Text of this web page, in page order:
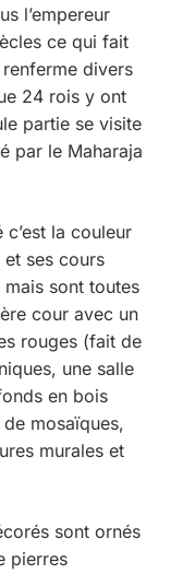
l’empereur
ce qui fait
divers
24 rois y ont
partie se visite
par le Maharaja
c’est la couleur
ses cours
sont toutes
cour avec un
rouges (fait de
une salle
en bois
mosaïques,
murales et
sont ornés
pierres